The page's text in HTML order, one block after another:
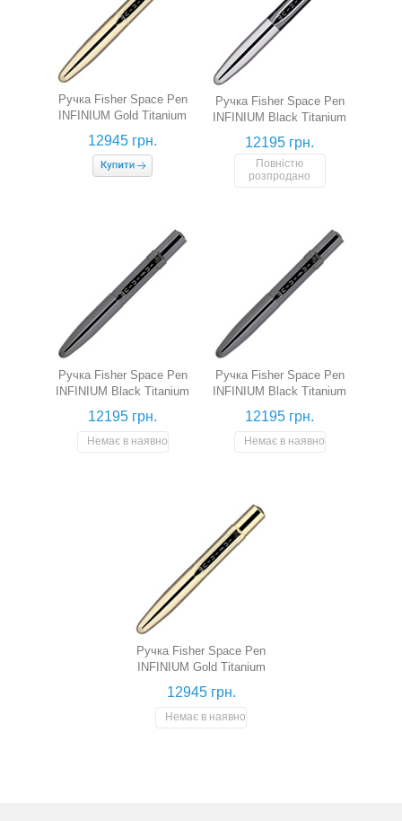
Ручка Fisher Space Pen
INFINIUM Gold Titanium
(чорні чорнила)
12945 грн.
Ручка Fisher Space Pen
INFINIUM Black Titanium
& Chrome (сині чорнила)
12195 грн.
Повністю
розпродано
Ручка Fisher Space Pen
INFINIUM Black Titanium
(сині чорнила)
12195 грн.
Немає в наявності
Ручка Fisher Space Pen
INFINIUM Black Titanium
(чорні чорнила)
12195 грн.
Немає в наявності
Ручка Fisher Space Pen
INFINIUM Gold Titanium
(сині чорнила)
12945 грн.
Немає в наявності